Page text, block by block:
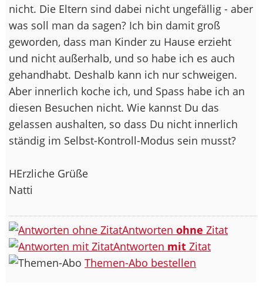
nicht. Die Eltern sind dabei nicht ungefällig - aber
was soll man da sagen? Ich bin damit groß
geworden, dass man Kinder zu Hause erzieht
und nicht außerhalb, und so habe ich es auch
gehandhabt. Deshalb kann ich nur schweigen.
Aber innerlich koche ich, und Spass habe ich an
diesen Besuchen nicht. Wie kannst Du das
gelassen aushalten, so dass Du nicht innerlich
ständig im Selbst-Kontroll-Modus sein musst?
HErzliche Grüße
Natti
Antworten ohne Zitat
Antworten mit Zitat
Themen-Abo bestellen